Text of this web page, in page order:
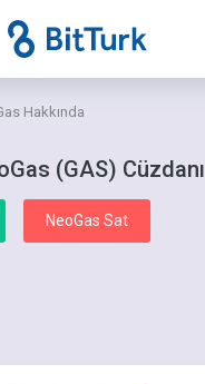
Hakkında
(GAS) Cüzdanı
NeoGas Sat